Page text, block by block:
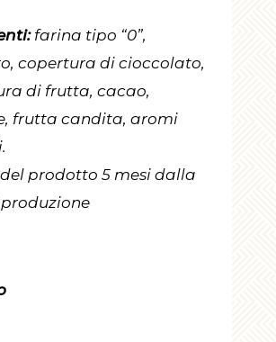
farina tipo “0”,
copertura di cioccolato,
di frutta, cacao,
frutta candita, aromi
prodotto 5 mesi dalla